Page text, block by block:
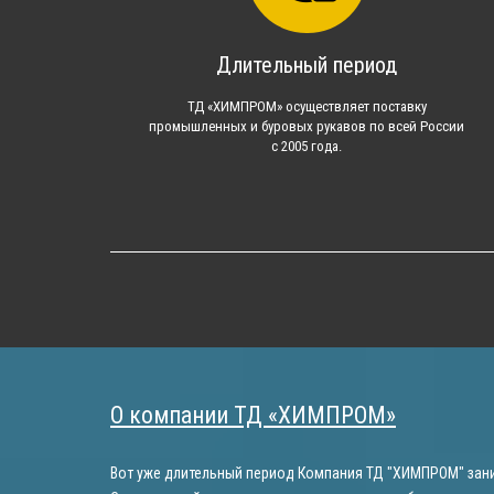
Длительный период
ТД «ХИМПРОМ» осуществляет поставку
промышленных и буровых рукавов по всей России
с 2005 года.
О компании ТД «ХИМПРОМ»
Вот уже длительный период Компания ТД "ХИМПРОМ"